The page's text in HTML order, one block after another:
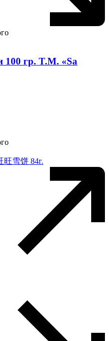
100 гр. T.M. «Sa